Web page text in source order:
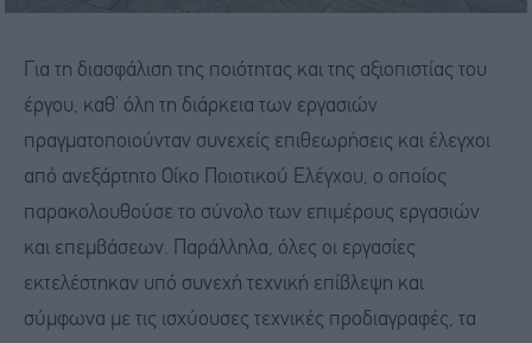
Για τη διασφάλιση της ποιότητας και της αξιοπιστίας του
έργου, καθ’ όλη τη διάρκεια των εργασιών
πραγματοποιούνταν συνεχείς επιθεωρήσεις και έλεγχοι
από ανεξάρτητο Οίκο Ποιοτικού Ελέγχου, ο οποίος
παρακολουθούσε το σύνολο των επιμέρους εργασιών
και επεμβάσεων. Παράλληλα, όλες οι εργασίες
εκτελέστηκαν υπό συνεχή τεχνική επίβλεψη και
σύμφωνα με τις ισχύουσες τεχνικές προδιαγραφές, τα